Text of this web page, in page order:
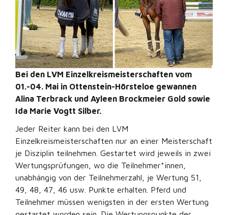
Bei den LVM Einzelkreismeisterschaften vom
01.-04. Mai in Ottenstein-Hörsteloe gewannen
Alina Terbrack und Ayleen Brockmeier Gold sowie
Ida Marie Vogtt Silber.
Jeder Reiter kann bei den LVM
Einzelkreismeisterschaften nur an einer Meisterschaft
je Disziplin teilnehmen. Gestartet wird jeweils in zwei
Wertungsprüfungen, wo die Teilnehmer*innen,
unabhängig von der Teilnehmerzahl, je Wertung 51,
49, 48, 47, 46 usw. Punkte erhalten. Pferd und
Teilnehmer müssen wenigsten in der ersten Wertung